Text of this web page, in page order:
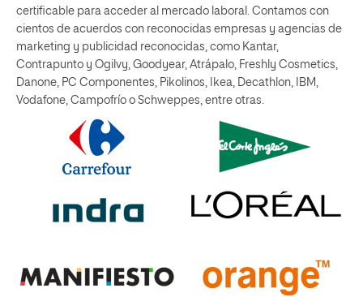
certificable para acceder al mercado laboral. Contamos con
cientos de acuerdos con reconocidas empresas y agencias de
marketing y publicidad reconocidas, como Kantar,
Contrapunto y Ogilvy, Goodyear, Atrápalo, Freshly Cosmetics,
Danone, PC Componentes, Pikolinos, Ikea, Decathlon, IBM,
Vodafone, Campofrío o Schweppes, entre otras.